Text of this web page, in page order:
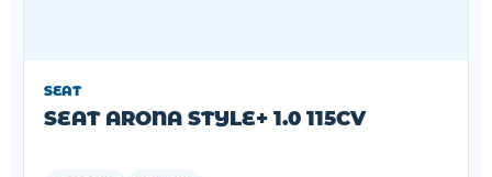
SEAT
SEAT ARONA STYLE+ 1.0 115CV